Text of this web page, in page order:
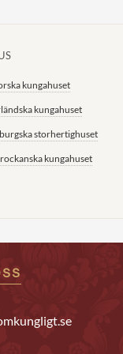
kungahuset
kungahuset
storhertighuset
kungahuset